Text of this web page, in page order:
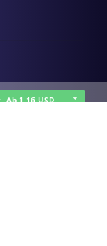
Ab 1,16 USD